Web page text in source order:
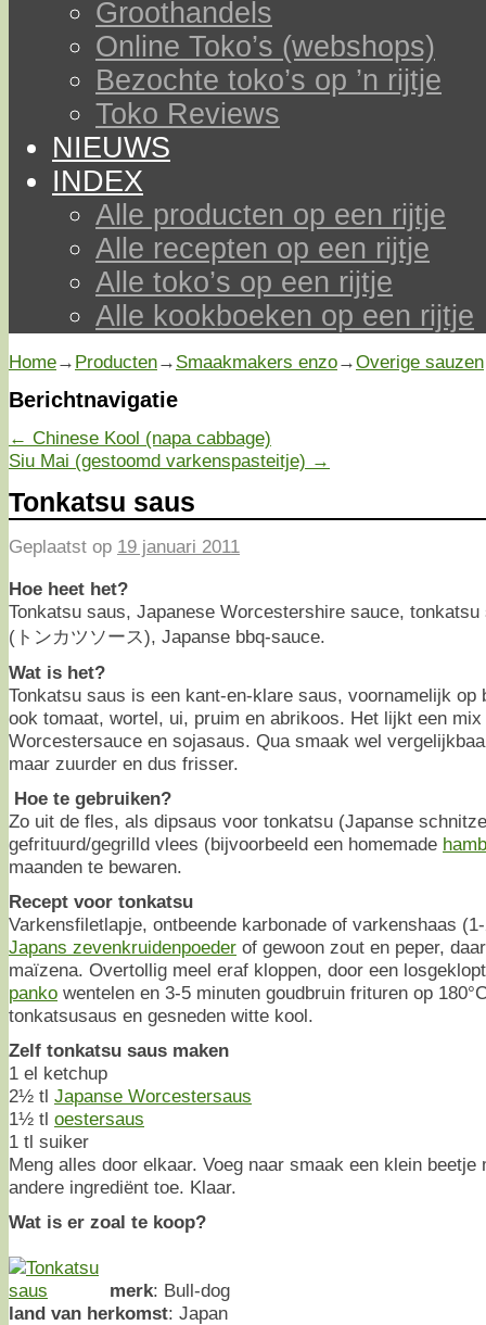
Groothandels
Online Toko’s (webshops)
Bezochte toko’s op ’n rijtje
Toko Reviews
NIEUWS
INDEX
Alle producten op een rijtje
Alle recepten op een rijtje
Alle toko’s op een rijtje
Alle kookboeken op een rijtje
Home→ Producten→ Smaakmakers enzo→Overige sauzen
Berichtnavigatie
← Chinese Kool (napa cabbage)
Siu Mai (gestoomd varkenspasteitje) →
Tonkatsu saus
Geplaatst op 19 januari 2011
Hoe heet het?
Tonkatsu saus, Japanese Worcestershire sauce, tonkatsu
(トンカツソース), Japanse bbq-sauce.
Wat is het?
Tonkatsu saus is een kant-en-klare saus, voornamelijk op
ook tomaat, wortel, ui, pruim en abrikoos. Het lijkt een
Worcestersauce en sojasaus. Qua smaak wel
maar zuurder en dus frisser.
Hoe te gebruiken?
Zo uit de fles, als dipsaus voor tonkatsu (Japanse
gefrituurd/gegrilld vlees (bijvoorbeeld een homemade
maanden te bewaren.
Recept voor tonkatsu
Varkensfiletlapje, ontbeende karbonade of varkenshaas
Japans zevenkruidenpoeder of gewoon zout en peper,
maïzena. Overtollig meel eraf kloppen, door een
panko wentelen en 3-5 minuten goudbruin frituren op
tonkatsusaus en gesneden witte kool.
Zelf tonkatsu saus maken
1 el ketchup
2½ tl Japanse Worcestersaus
1½ tl oestersaus
1 tl suiker
Meng alles door elkaar. Voeg naar smaak een klein beetje
andere ingrediënt toe. Klaar.
Wat is er zoal te koop?
merk: Bull-dog
land van herkomst: Japan